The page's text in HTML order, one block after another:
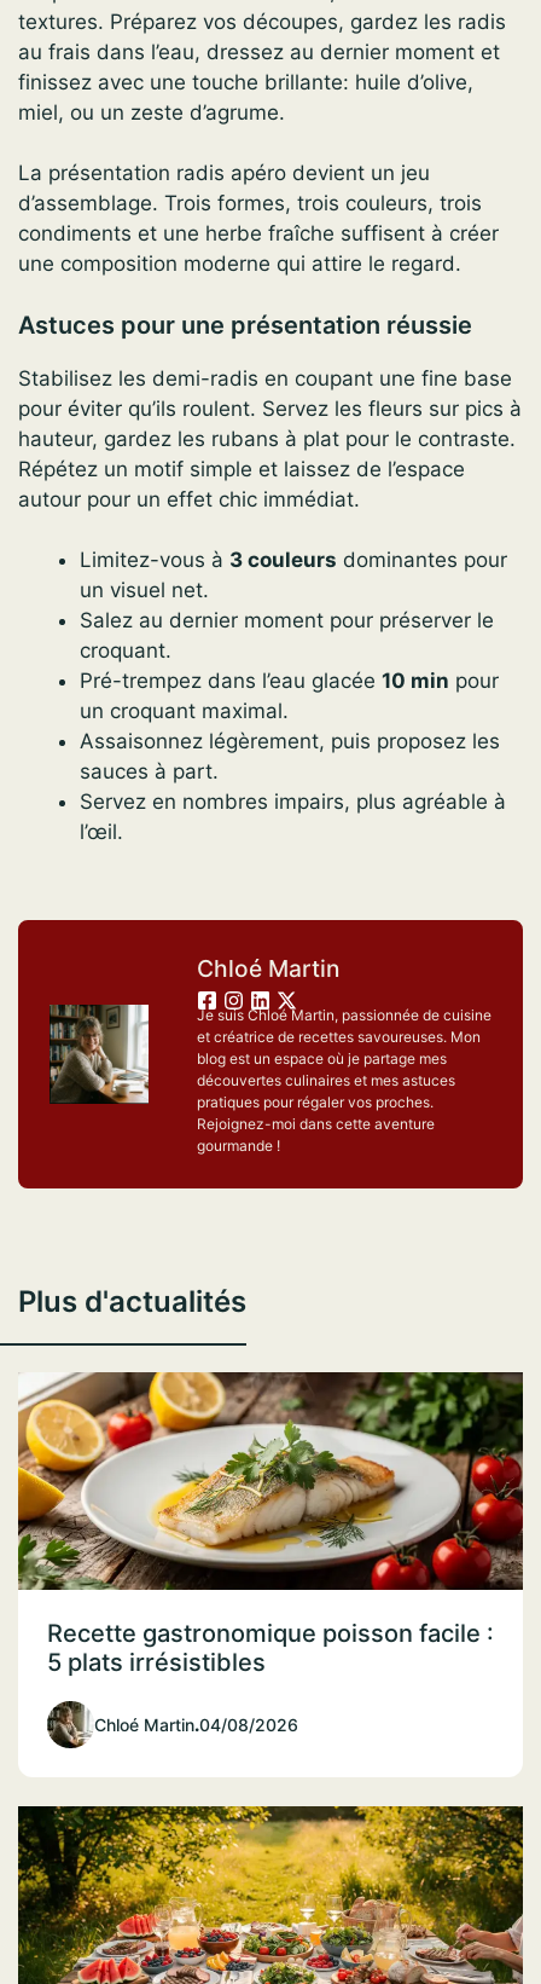
textures. Préparez vos découpes, gardez les radis
au frais dans l’eau, dressez au dernier moment et
finissez avec une touche brillante: huile d’olive,
miel, ou un zeste d’agrume.
La présentation radis apéro devient un jeu
d’assemblage. Trois formes, trois couleurs, trois
condiments et une herbe fraîche suffisent à créer
une composition moderne qui attire le regard.
Astuces pour une présentation réussie
Stabilisez les demi-radis en coupant une fine base
pour éviter qu’ils roulent. Servez les fleurs sur pics à
hauteur, gardez les rubans à plat pour le contraste.
Répétez un motif simple et laissez de l’espace
autour pour un effet chic immédiat.
Limitez-vous à 3 couleurs dominantes pour
un visuel net.
Salez au dernier moment pour préserver le
croquant.
Pré-trempez dans l’eau glacée 10 min pour
un croquant maximal.
Assaisonnez légèrement, puis proposez les
sauces à part.
Servez en nombres impairs, plus agréable à
l’œil.
Chloé Martin
Je suis Chloé Martin, passionnée de cuisine
et créatrice de recettes savoureuses. Mon
blog est un espace où je partage mes
découvertes culinaires et mes astuces
pratiques pour régaler vos proches.
Rejoignez-moi dans cette aventure
gourmande !
Plus d'actualités
Recette gastronomique poisson facile :
5 plats irrésistibles
Chloé Martin.04/08/2026